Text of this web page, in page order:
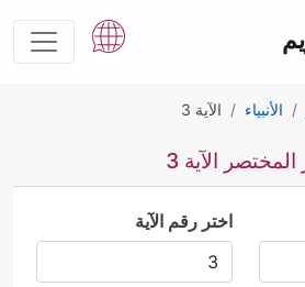
الأنبياء الآية 3
الآية 3
اختر رقم الآية